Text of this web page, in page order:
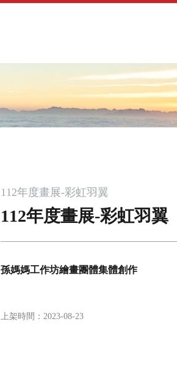
112年度畫展-彩虹羽翼
112年度畫展-彩虹羽翼
孫媽媽工作坊繪畫團體集體創作
上架時間： 2023-08-23